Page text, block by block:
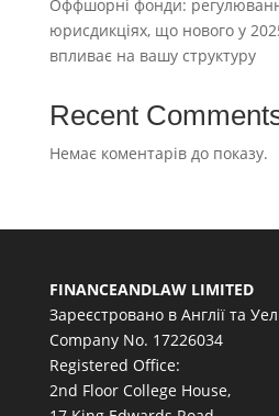
Оффшорні фонди:
юрисдикціях, що нового у
впливає на вашу структуру
Recent
Немає коментарів до показу.
FINANCEANDLAW LIMITED
Зареєстровано в Англії та
Company No. 17226034
Registered Office:
2nd Floor College House,